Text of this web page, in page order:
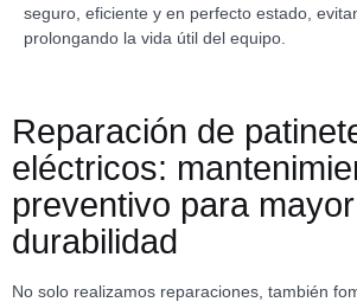
seguro, eficiente y en perfecto estado,
prolongando la vida útil del equipo.
Reparación de
eléctricos:
preventivo para mayor
durabilidad
No solo realizamos reparaciones, también